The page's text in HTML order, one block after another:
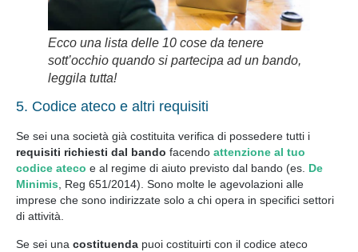
Ecco una lista delle 10 cose da tenere
sott’occhio quando si partecipa ad un bando,
leggila tutta!
5. Codice ateco e altri requisiti
Se sei una società già costituita verifica di possedere tutti i
requisiti richiesti dal bando facendo attenzione al tuo
codice ateco e al regime di aiuto previsto dal bando (es. De
Minimis, Reg 651/2014). Sono molte le agevolazioni alle
imprese che sono indirizzate solo a chi opera in specifici settori
di attività.
Se sei una costituenda puoi costituirti con il codice ateco